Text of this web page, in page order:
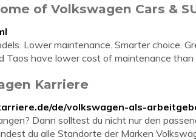
of Volkswagen Cars &
Lower maintenance. Smarter choice.
Taos have lower cost of maintenance
Karriere
de/volkswagen-als-
Dann solltest du nicht nur den
du alle Standorte der Marken